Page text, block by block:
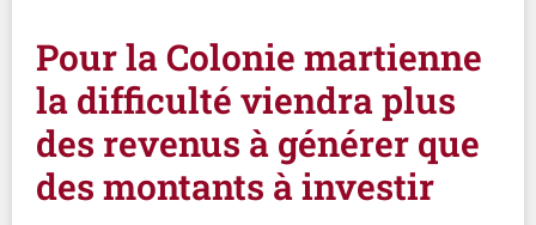
Pour la Colonie martienne
la difficulté viendra plus
des revenus à générer que
des montants à investir